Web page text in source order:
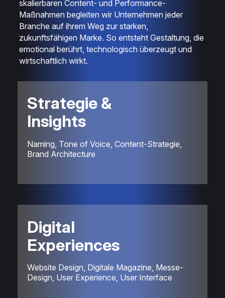
skalierbaren Content- und Performance-
Maßnahmen begleiten wir Unternehmen jeder
Branche auf ihrem Weg zur starken,
zukunftsfähigen Marke. So entsteht Gestaltung, die
emotional berührt, technologisch überzeugt und
wirtschaftlich wirkt.
Strategie &
Insights
Naming, Tone of Voice, Content-Strategie,
Brand Architecture
Digital
Experiences
Website Design, Digitale Magazine, Messe-
Design, User Experience, User Interface